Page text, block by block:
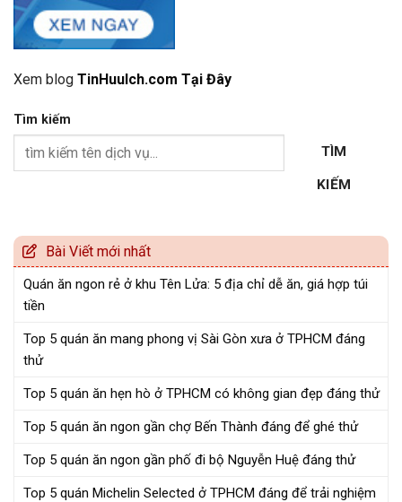
Xem blog TinHuuIch.com Tại Đây
Tìm kiếm
TÌM
KIẾM
Bài Viết mới nhất
Quán ăn ngon rẻ ở khu Tên Lửa: 5 địa chỉ dễ ăn, giá hợp túi
tiền
Top 5 quán ăn mang phong vị Sài Gòn xưa ở TPHCM đáng
thử
Top 5 quán ăn hẹn hò ở TPHCM có không gian đẹp đáng thử
Top 5 quán ăn ngon gần chợ Bến Thành đáng để ghé thử
Top 5 quán ăn ngon gần phố đi bộ Nguyễn Huệ đáng thử
Top 5 quán Michelin Selected ở TPHCM đáng để trải nghiệm